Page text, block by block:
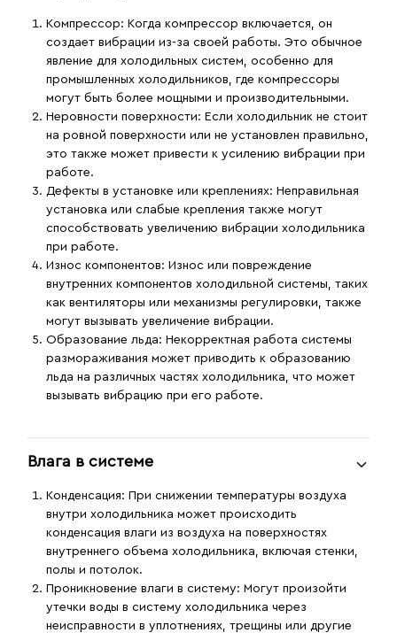
Компрессор: Когда компрессор включается, он
создает вибрации из-за своей работы. Это обычное
явление для холодильных систем, особенно для
промышленных холодильников, где компрессоры
могут быть более мощными и производительными.
Неровности поверхности: Если холодильник не стоит
на ровной поверхности или не установлен правильно,
это также может привести к усилению вибрации при
работе.
Дефекты в установке или креплениях: Неправильная
установка или слабые крепления также могут
способствовать увеличению вибрации холодильника
при работе.
Износ компонентов: Износ или повреждение
внутренних компонентов холодильной системы, таких
как вентиляторы или механизмы регулировки, также
могут вызывать увеличение вибрации.
Образование льда: Некорректная работа системы
размораживания может приводить к образованию
льда на различных частях холодильника, что может
вызывать вибрацию при его работе.
Влага в системе
Конденсация: При снижении температуры воздуха
внутри холодильника может происходить
конденсация влаги из воздуха на поверхностях
внутреннего объема холодильника, включая стенки,
полы и потолок.
Проникновение влаги в систему: Могут произойти
утечки воды в систему холодильника через
неисправности в уплотнениях, трещины или другие